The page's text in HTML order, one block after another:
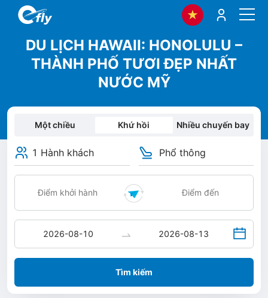
DU LỊCH HAWAII: HONOLULU –
THÀNH PHỐ TƯƠI ĐẸP NHẤT
NƯỚC MỸ
Một chiều Khứ hồi Nhiều chuyến bay
1 Hành khách Phổ thông
Tìm kiếm